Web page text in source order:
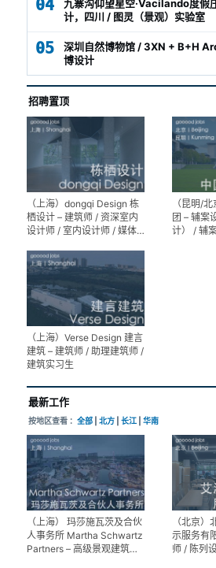
04
九寨沟仰望星空·Vacilando度假
计，四川 / 图灵（景观）实验室
05
深圳自然博物馆 / 3XN + B+H
博设计
招聘置顶
（上海）dongqi Design 栋
栖设计 – 建筑师 / 资深室内
设计师 / 室内设计师 / 媒体
生（常年招聘）
（昆明/
团 – 辅案设计师（室内设
计） / 辅
（上海）Verse Design 建言
建筑 – 建筑师 / 助理建筑师 /
建筑实习生
最新工作
按地区查看 ： 全部 北方 长江 华南
（上海） 玛莎施瓦茨及合伙
人事务所 Martha Schwartz
Partners – 高级景观建筑师
（北京
示服务有
师 / 陈列